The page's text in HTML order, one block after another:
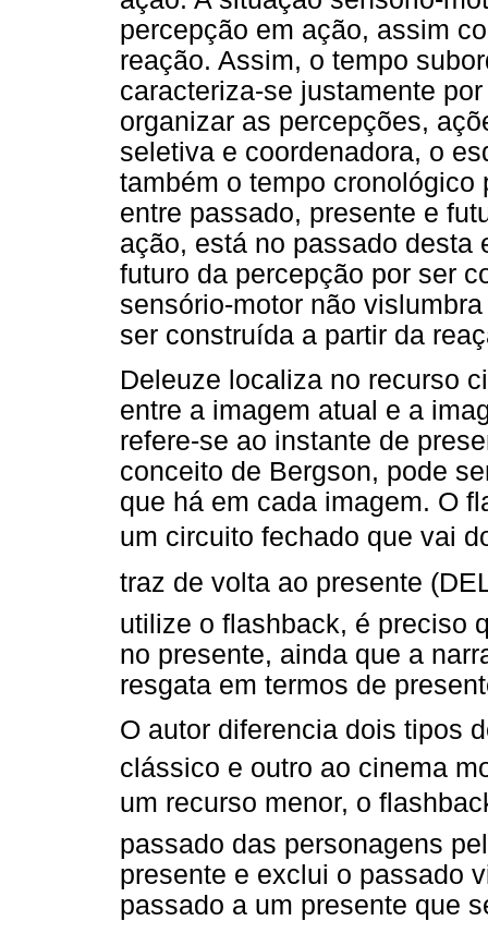
percepção em ação, assim
reação. Assim, o tempo
caracteriza-se justamente
organizar as percepções,
seletiva e coordenadora, o
também o tempo
entre passado, presente e
ação, está no passado desta
futuro da percepção por ser
sensório-motor não
ser construída a partir da
Deleuze localiza no recurso
entre a imagem atual e a
refere-se ao instante de
conceito de Bergson, pode
que há em cada imagem. O
um circuito fechado que vai
traz de volta ao presente
utilize o flashback, é preciso
no presente, ainda que a
resgata em termos de
O autor diferencia dois tipos
clássico e outro ao cinema
um recurso menor, o
passado das personagens
presente e exclui o passado
passado a um presente que